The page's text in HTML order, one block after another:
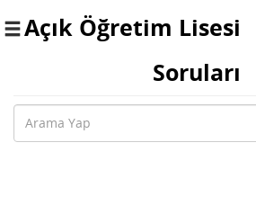
Toggle
Açık Öğretim Lisesi
Soruları